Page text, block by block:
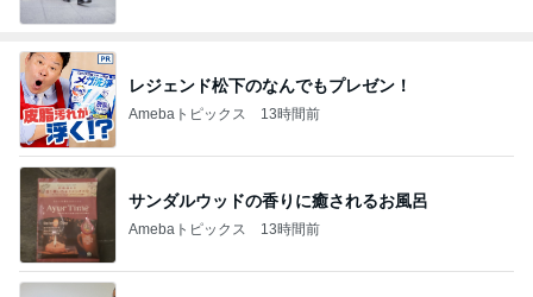
レジェンド松下のなんでもプレゼン！
Amebaトピックス 13時間前
サンダルウッドの香りに癒されるお風呂
Amebaトピックス 13時間前